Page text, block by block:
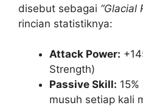
disebut sebagai “Glacial
rincian statistiknya:
Attack Power:
Strength)
Passive Skill:
musuh setiap kali